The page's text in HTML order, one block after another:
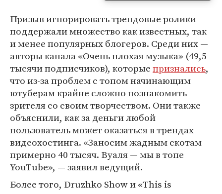
Призыв игнорировать трендовые ролики
поддержали множество как известных, так
и менее популярных блогеров. Среди них —
авторы канала «Очень плохая музыка» (49,5
тысячи подписчиков), которыепризнались,
что из-за проблем с топом начинающим
ютуберам крайне сложно познакомить
зрителя со своим творчеством. Они также
объяснили, как за деньги любой
пользователь может оказаться в трендах
видеохостинга. «Заносим жадным скотам
примерно 40 тысяч. Вуаля — мы в топе
YouTube», — заявил ведущий.
Более того, Druzhko Show и «This is